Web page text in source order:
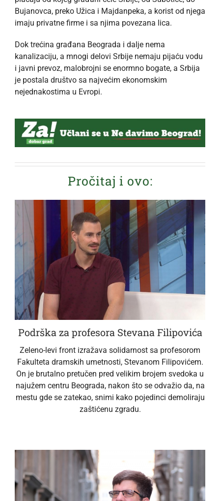
Bujanovca, preko Užica i Majdanpeka, a korist od njega
imaju privatne firme i sa njima povezana lica.
Dok trećina građana Beograda i dalje nema
kanalizaciju, a mnogi delovi Srbije nemaju pijaću vodu
i javni prevoz, malobrojni se enormno bogate, a Srbija
je postala društvo sa najvećim ekonomskim
nejednakostima u Evropi.
Pročitaj i ovo:
Podrška za profesora Stevana Filipovića
Zeleno-levi front izražava solidarnost sa profesorom
Fakulteta dramskih umetnosti, Stevanom Filipovićem.
On je brutalno pretučen pred velikim brojem svedoka u
najužem centru Beograda, nakon što se odvažio da, na
mestu gde se zatekao, snimi kako pojedinci demoliraju
zaštićenu zgradu.